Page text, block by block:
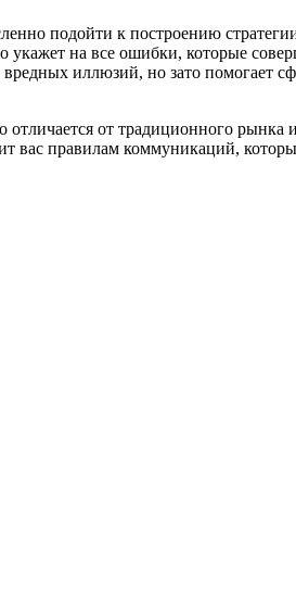
подойти к построению
укажет на все ошибки, которые
иллюзий, но зато помогает
от традиционного рынка
вас правилам коммуникаций,